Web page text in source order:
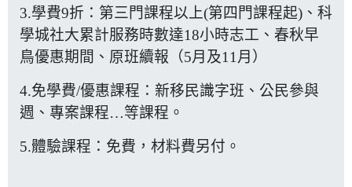
3.學費9折：第三門課程以上(第四門課程起)、科
學城社大累計服務時數達18小時志工、春秋早
鳥優惠期間、原班續報（5月及11月）
4.免學費/優惠課程：新移民識字班、公民參與
週、專案課程…等課程。
5.體驗課程：免費，材料費另付。